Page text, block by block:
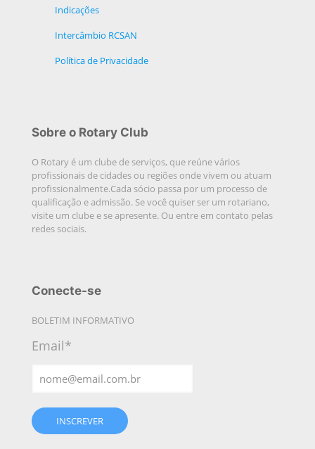
Indicações
Intercâmbio RCSAN
Política de Privacidade
Sobre o Rotary Club
O Rotary é um clube de serviços, que reúne vários
profissionais de cidades ou regiões onde vivem ou atuam
profissionalmente.Cada sócio passa por um processo de
qualificação e admissão. Se você quiser ser um rotariano,
visite um clube e se apresente. Ou entre em contato pelas
redes sociais.
Conecte-se
BOLETIM INFORMATIVO
Email*
INSCREVER